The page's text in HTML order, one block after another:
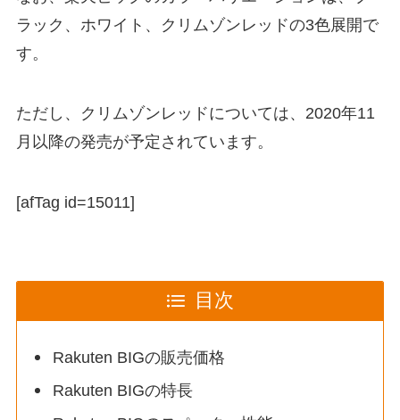
ラック、ホワイト、クリムゾンレッドの3色展開で
す。
ただし、クリムゾンレッドについては、2020年11
月以降の発売が予定されています。
[afTag id=15011]
目次
Rakuten BIGの販売価格
Rakuten BIGの特長